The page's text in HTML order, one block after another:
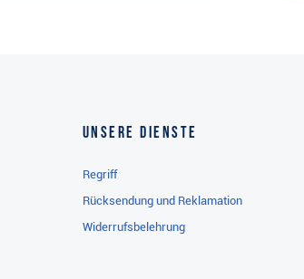
Unsere Dienste
Regriff
Rücksendung und Reklamation
Widerrufsbelehrung